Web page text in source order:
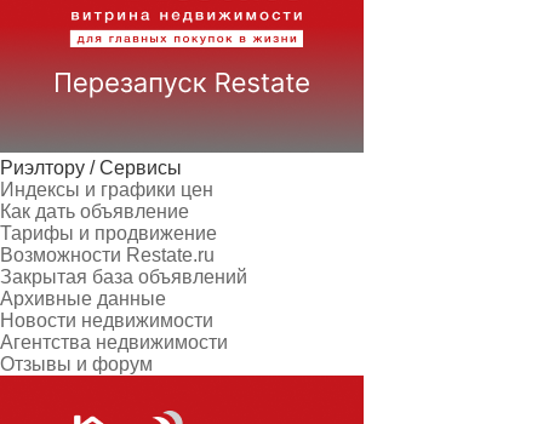
Риэлтору / Сервисы
Индексы и графики цен
Как дать объявление
Тарифы и продвижение
Возможности Restate.ru
Закрытая база объявлений
Архивные данные
Новости недвижимости
Агентства недвижимости
Отзывы и форум